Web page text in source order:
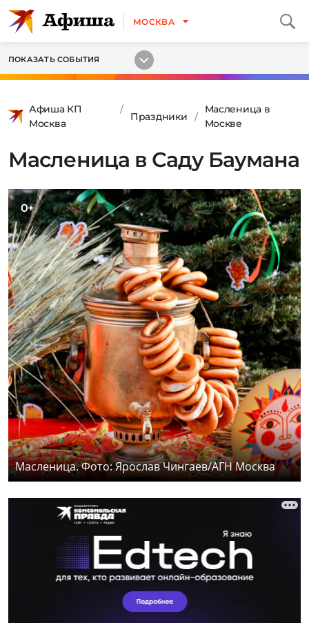
МОСКВА
ПОКАЗАТЬ СОБЫТИЯ
Афиша КП
Москва
Праздники
Масленица в
Москве
Масленица в Саду Баумана
0+
Масленица. Фото: Ярослав Чингаев/АГН Москва